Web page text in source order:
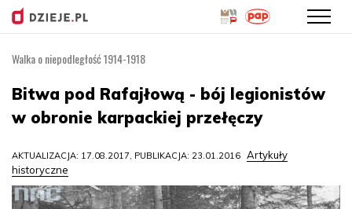
treści
Walka o niepodległość 1914-1918
Bitwa pod Rafajłową - bój legionistów
w obronie karpackiej przełęczy
AKTUALIZACJA: 17.08.2017, PUBLIKACJA: 23.01.2016 Artykuły
historyczne